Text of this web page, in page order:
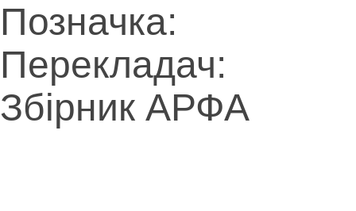
Позначка:
Перекладач:
Збірник АРФА